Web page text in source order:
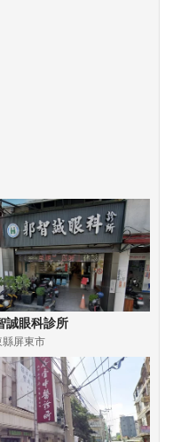
誠眼科診所
縣屏東市